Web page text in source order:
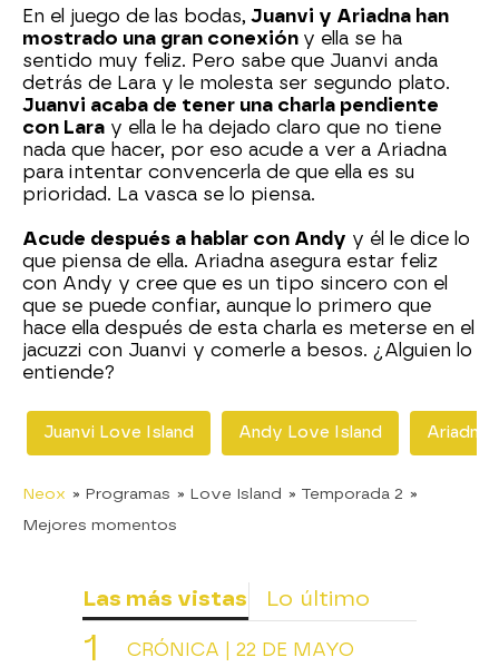
En el juego de las bodas, Juanvi y Ariadna han
mostrado una gran conexión y ella se ha
sentido muy feliz. Pero sabe que Juanvi anda
detrás de Lara y le molesta ser segundo plato.
Juanvi acaba de tener una charla pendiente
con Lara y ella le ha dejado claro que no tiene
nada que hacer, por eso acude a ver a Ariadna
para intentar convencerla de que ella es su
prioridad. La vasca se lo piensa.
Acude después a hablar con Andy y él le dice lo
que piensa de ella. Ariadna asegura estar feliz
con Andy y cree que es un tipo sincero con el
que se puede confiar, aunque lo primero que
hace ella después de esta charla es meterse en el
jacuzzi con Juanvi y comerle a besos. ¿Alguien lo
entiende?
Juanvi Love Island Andy Love Island Ariadna
Neox » Programas » Love Island » Temporada 2 »
Mejores momentos
Las más vistas Lo último
CRÓNICA | 22 DE MAYO